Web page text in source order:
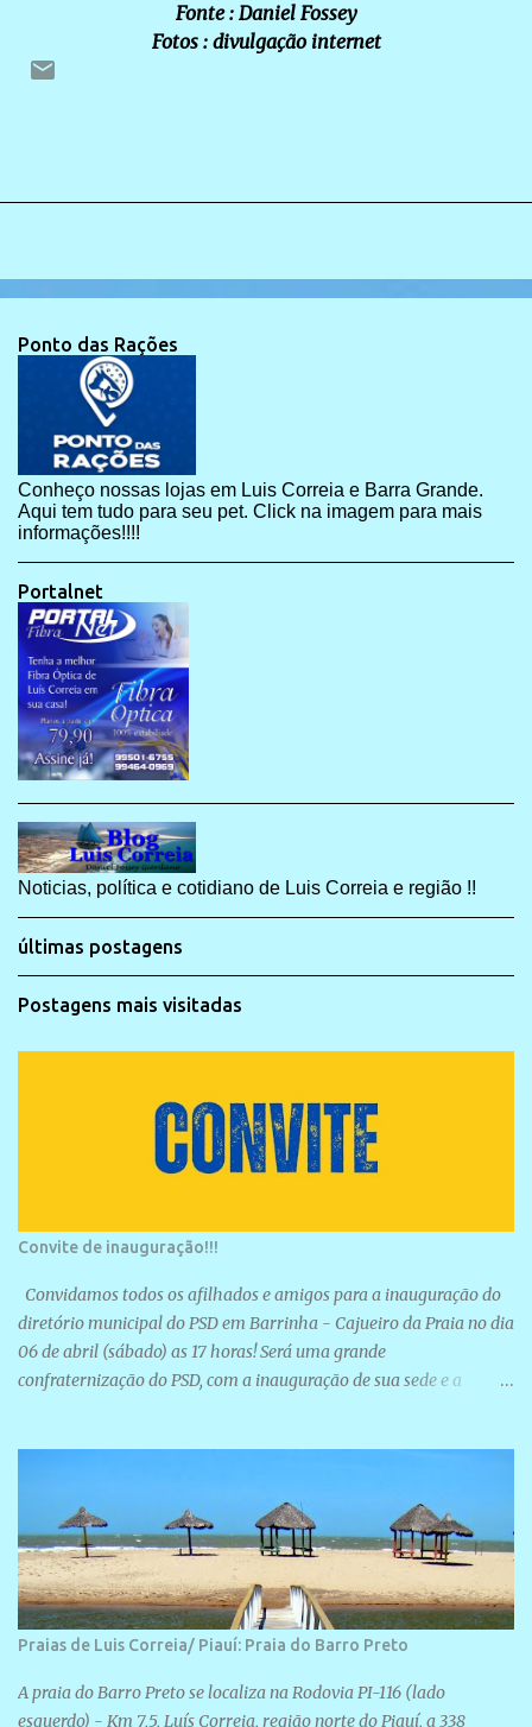
Fonte : Daniel Fossey
Fotos : divulgação internet
Ponto das Rações
Conheço nossas lojas em Luis Correia e Barra Grande.
Aqui tem tudo para seu pet. Click na imagem para mais
informações!!!!
Portalnet
Noticias, política e cotidiano de Luis Correia e região !!
últimas postagens
Postagens mais visitadas
Convite de inauguração!!!
Convidamos todos os afilhados e amigos para a inauguração do
diretório municipal do PSD em Barrinha - Cajueiro da Praia no dia
06 de abril (sábado) as 17 horas! Será uma grande
confraternização do PSD, com a inauguração de sua sede e a
Praias de Luis Correia/ Piauí: Praia do Barro Preto
A praia do Barro Preto se localiza na Rodovia PI-116 (lado
esquerdo) - Km 7,5, Luís Correia, região norte do Piauí, a 338